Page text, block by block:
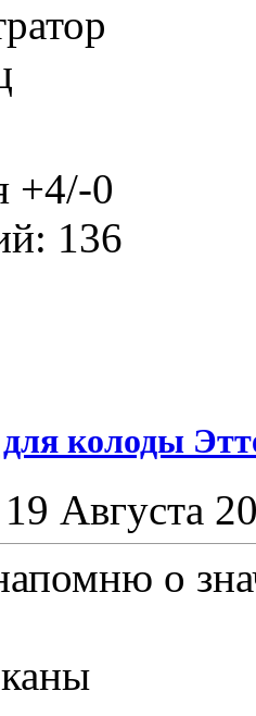
+4/-0
136
колоды
19 Августа
о